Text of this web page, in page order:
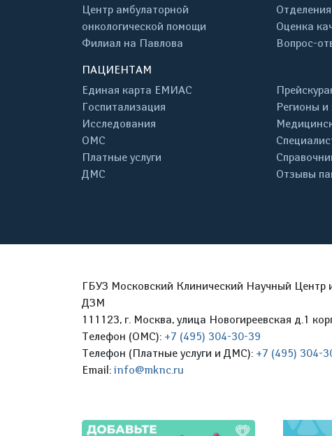
Центр амбулаторной
онкологической помощи
Филиал на Павлова
Отделения
Оценка
Вопрос-
ПАЦИЕНТАМ
Единая карта ЕМИАС
Госпитализация
Исследования
ОМС
Платные услуги
ДМС
Регионы и
Отзывы
ГБУЗ Московский Клинический Научный Центр
ДЗМ
111123, г. Москва, улица Новогиреевская д.1
Телефон (ОМС): +7 (495) 304-30-39
Телефон (Платные услуги и ДМС): +7 (495) 304-
Email: info@mknc.ru